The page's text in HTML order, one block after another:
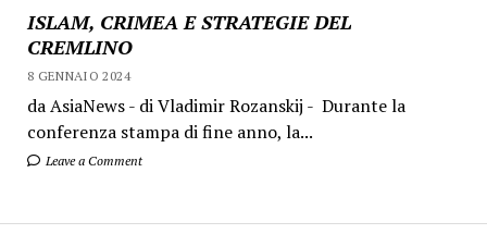
ISLAM, CRIMEA E STRATEGIE DEL
CREMLINO
8 GENNAIO 2024
da AsiaNews - di Vladimir Rozanskij - Durante la
conferenza stampa di fine anno, la...
Leave a Comment